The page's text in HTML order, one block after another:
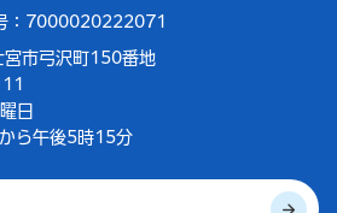
：7000020222071
市弓沢町150番地
曜日
ら午後5時15分